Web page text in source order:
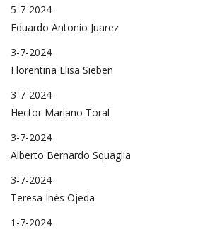
5-7-2024
Eduardo Antonio Juarez
3-7-2024
Florentina Elisa Sieben
3-7-2024
Hector Mariano Toral
3-7-2024
Alberto Bernardo Squaglia
3-7-2024
Teresa Inés Ojeda
1-7-2024